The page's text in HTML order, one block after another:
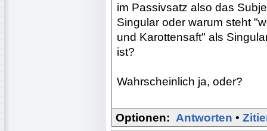
im Passivsatz also das
Singular oder warum steht
und Karottensaft" als
ist?
Wahrscheinlich ja, oder?
Optionen: Antworten •